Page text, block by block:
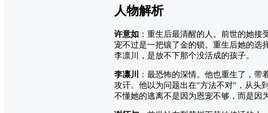
人物解析
许意如 ：重生后最清醒的人。前世的她
宠不过是一把镶了金的锁。重生后她的
李凛川，是放不下那个没活成的孩子。
李凛川
：最恐怖的深情。他也重生了，
攻讦。他以为问题出在"方法不对"，从
不懂她的逃离不是因为恩宠不够，而是因